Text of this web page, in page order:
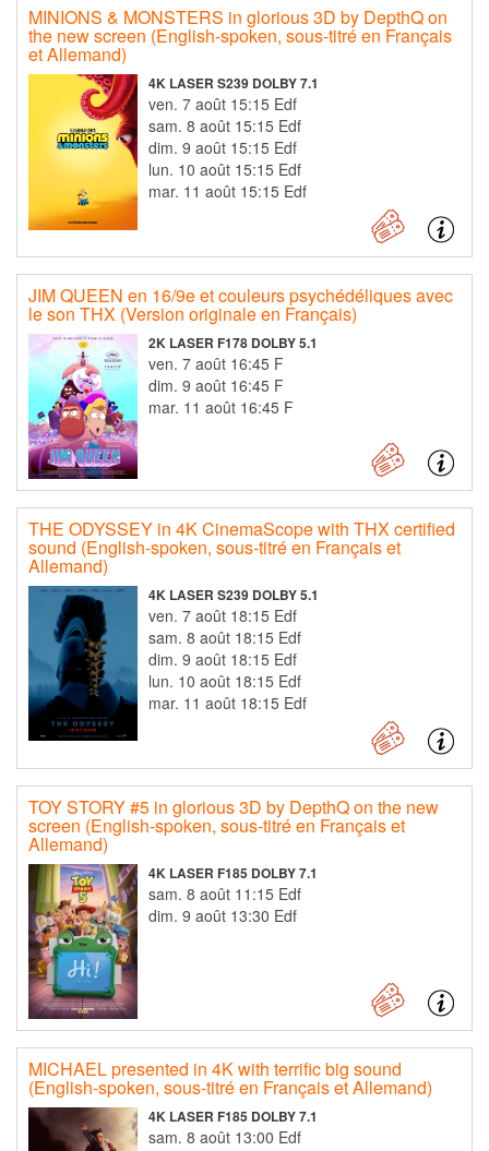
MINIONS & MONSTERS in glorious 3D by DepthQ on
the new screen (English-spoken, sous-titré en Français
et Allemand)
4K LASER S239 DOLBY 7.1
ven. 7 août 15:15 Edf
sam. 8 août 15:15 Edf
dim. 9 août 15:15 Edf
lun. 10 août 15:15 Edf
mar. 11 août 15:15 Edf
JIM QUEEN en 16/9e et couleurs psychédéliques avec
le son THX (Version originale en Français)
2K LASER F178 DOLBY 5.1
ven. 7 août 16:45 F
dim. 9 août 16:45 F
mar. 11 août 16:45 F
THE ODYSSEY in 4K CinemaScope with THX certified
sound (English-spoken, sous-titré en Français et
Allemand)
4K LASER S239 DOLBY 5.1
ven. 7 août 18:15 Edf
sam. 8 août 18:15 Edf
dim. 9 août 18:15 Edf
lun. 10 août 18:15 Edf
mar. 11 août 18:15 Edf
TOY STORY #5 in glorious 3D by DepthQ on the new
screen (English-spoken, sous-titré en Français et
Allemand)
4K LASER F185 DOLBY 7.1
sam. 8 août 11:15 Edf
dim. 9 août 13:30 Edf
MICHAEL presented in 4K with terrific big sound
(English-spoken, sous-titré en Français et Allemand)
4K LASER F185 DOLBY 7.1
sam. 8 août 13:00 Edf